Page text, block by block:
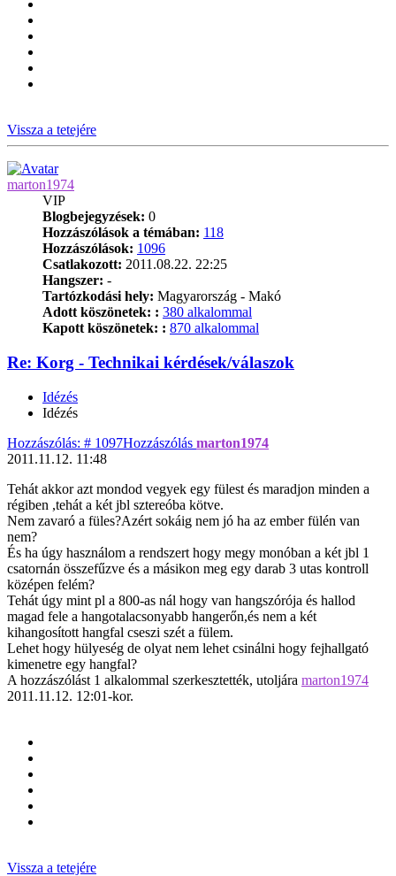
Vissza a tetejére
marton1974
VIP
Blogbejegyzések: 0
Hozzászólások a témában: 118
Hozzászólások: 1096
Csatlakozott: 2011.08.22. 22:25
Hangszer: -
Tartózkodási hely: Magyarország - Makó
Adott köszönetek: : 380 alkalommal
Kapott köszönetek: : 870 alkalommal
Re: Korg - Technikai kérdések/válaszok
Idézés
Idézés
Hozzászólás: # 1097Hozzászólás marton1974
2011.11.12. 11:48
Tehát akkor azt mondod vegyek egy fülest és maradjon minden a
régiben ,tehát a két jbl sztereóba kötve.
Nem zavaró a füles?Azért sokáig nem jó ha az ember fülén van
nem?
És ha úgy használom a rendszert hogy megy monóban a két jbl 1
csatornán összefűzve és a másikon meg egy darab 3 utas kontroll
középen felém?
Tehát úgy mint pl a 800-as nál hogy van hangszórója és hallod
magad fele a hangotalacsonyabb hangerőn,és nem a két
kihangosított hangfal cseszi szét a fülem.
Lehet hogy hülyeség de olyat nem lehet csinálni hogy fejhallgató
kimenetre egy hangfal?
A hozzászólást 1 alkalommal szerkesztették, utoljára marton1974
2011.11.12. 12:01-kor.
Vissza a tetejére